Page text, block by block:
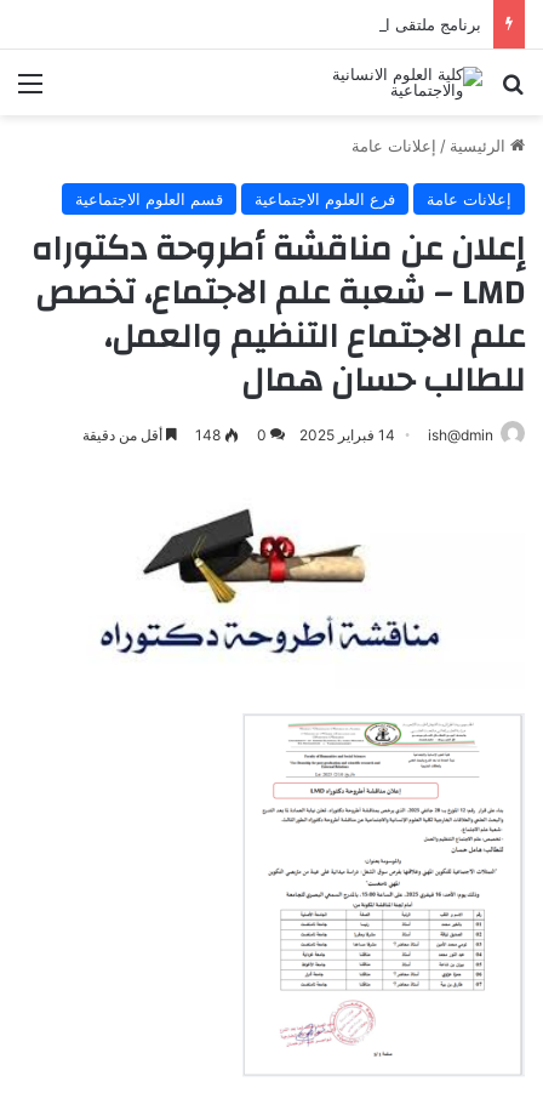
برنامج ملتقى المدن الجزائرية ظواهر ومشكلات
الرئيسية / إعلانات عامة
إعلانات عامة فرع العلوم الاجتماعية قسم العلوم الاجتماعية
إعلان عن مناقشة أطروحة دكتوراه
LMD – شعبة علم الاجتماع، تخصص
علم الاجتماع التنظيم والعمل،
للطالب حسان همال
ish@dmin 14 فبراير 2025 0
148 أقل من دقيقة